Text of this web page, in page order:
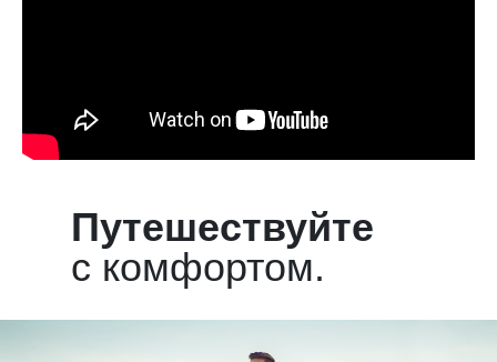
Путешествуйте
с комфортом.